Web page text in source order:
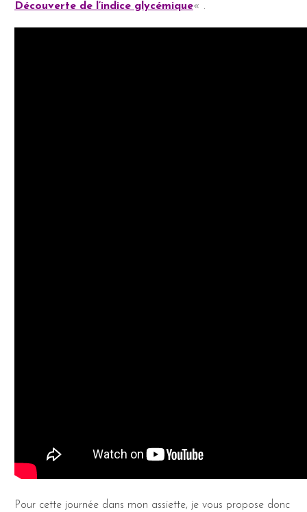
Découverte de l’indice glycémique« .
Pour cette journée dans mon assiette, je vous propose donc